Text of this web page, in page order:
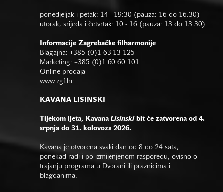
ponedjeljak i petak: 14 - 19:30 (pauza: 16 do 16.30)
utorak, srijeda i četvrtak: 10 - 16 (pauza: 13 do 13.30)
Informacije Zagrebačke filharmonije
Blagajna: +385 (0)1 63 13 125
Marketing: +385 (0)1 60 60 101
Online prodaja
www.zgf.hr
KAVANA LISINSKI
Tijekom ljeta, Kavana Lisinskibit će zatvorena od 4.
srpnja do 31. kolovoza 2026.
Kavana je otvorena svaki dan od 8 do 24 sata,
ponekad radi i po izmijenjenom rasporedu, ovisno o
trajanju programa u Dvorani ili praznicima i
blagdanima.